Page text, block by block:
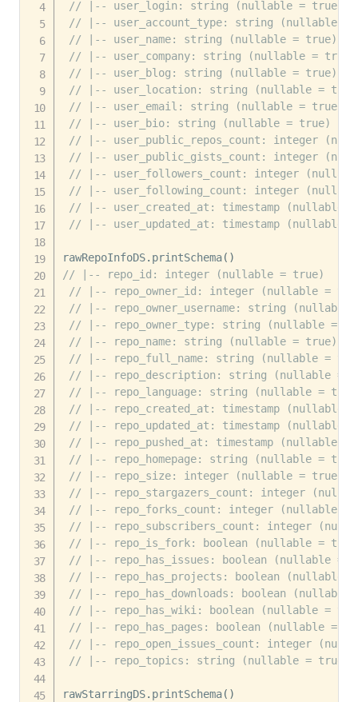
// |-- user_login: string (nullable = true)
// |-- user_account_type: string (nullable =
// |-- user_name: string (nullable = true)
// |-- user_company: string (nullable = true)
// |-- user_blog: string (nullable = true)
// |-- user_location: string (nullable =
// |-- user_email: string (nullable = true)
// |-- user_bio: string (nullable = true)
// |-- user_public_repos_count: integer
// |-- user_public_gists_count: integer
// |-- user_followers_count: integer
// |-- user_following_count: integer
// |-- user_created_at: timestamp (nullable
// |-- user_updated_at: timestamp (nullable
rawRepoInfoDS. printSchema( )
// |-- repo_id: integer (nullable = true)
// |-- repo_owner_id: integer (nullable =
// |-- repo_owner_username: string (nullable
// |-- repo_owner_type: string (nullable =
// |-- repo_name: string (nullable = true)
// |-- repo_full_name: string (nullable =
// |-- repo_description: string (nullable =
// |-- repo_language: string (nullable =
// |-- repo_created_at: timestamp (nullable
// |-- repo_updated_at: timestamp (nullable
// |-- repo_pushed_at: timestamp (nullable =
// |-- repo_homepage: string (nullable =
// |-- repo_size: integer (nullable = true)
// |-- repo_stargazers_count: integer
// |-- repo_forks_count: integer (nullable =
// |-- repo_subscribers_count: integer
// |-- repo_is_fork: boolean (nullable =
// |-- repo_has_issues: boolean (nullable =
// |-- repo_has_projects: boolean (nullable
// |-- repo_has_downloads: boolean (nullable
// |-- repo_has_wiki: boolean (nullable =
// |-- repo_has_pages: boolean (nullable =
// |-- repo_open_issues_count: integer
// |-- repo_topics: string (nullable = true)
rawStarringDS. printSchema( )